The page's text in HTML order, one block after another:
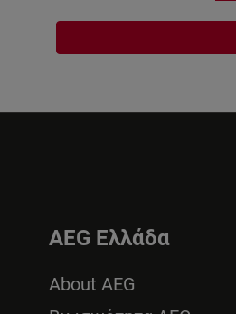
AEG Ελλάδα
About AEG